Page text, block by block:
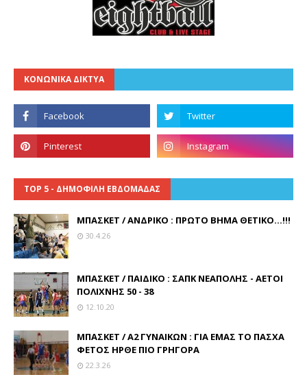
ΚΟΝΩΝΙΚΑ ΔΙΚΤΥΑ
TOP 5 - ΔΗΜΟΦΙΛΗ ΕΒΔΟΜΑΔΑΣ
ΜΠΑΣΚΕΤ / ΑΝΔΡΙΚΟ : ΠΡΩΤΟ ΒΗΜΑ ΘΕΤΙΚΟ...!!!
30.4.26
ΜΠΑΣΚΕΤ / ΠΑΙΔΙΚΟ : ΣΑΠΚ ΝΕΑΠΟΛΗΣ - ΑΕΤΟΙ
ΠΟΛΙΧΝΗΣ 50 - 38
12.10.20
ΜΠΑΣΚΕΤ / Α2 ΓΥΝΑΙΚΩΝ : ΓΙΑ ΕΜΑΣ ΤΟ ΠΑΣΧΑ
ΦΕΤΟΣ ΗΡΘΕ ΠΙΟ ΓΡΗΓΟΡΑ
22.3.26